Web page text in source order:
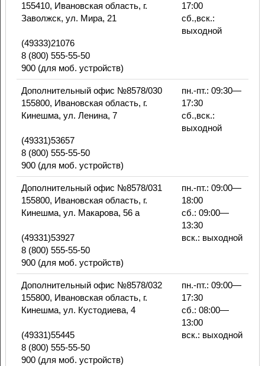
155410, Ивановская область, г.
Заволжск, ул. Мира, 21
(49333)21076
8 (800) 555-55-50
900 (для моб. устройств)
17:00
сб.,вск.:
выходной
Дополнительный офис №8578/030
155800, Ивановская область, г.
Кинешма, ул. Ленина, 7
(49331)53657
8 (800) 555-55-50
900 (для моб. устройств)
пн.-пт.: 09:30—
17:30
сб.,вск.:
выходной
Дополнительный офис №8578/031
155800, Ивановская область, г.
Кинешма, ул. Макарова, 56 а
(49331)53927
8 (800) 555-55-50
900 (для моб. устройств)
пн.-пт.: 09:00—
18:00
сб.: 09:00—
13:30
вск.: выходной
Дополнительный офис №8578/032
155800, Ивановская область, г.
Кинешма, ул. Кустодиева, 4
(49331)55445
8 (800) 555-55-50
900 (для моб. устройств)
пн.-пт.: 09:00—
17:30
сб.: 08:00—
13:00
вск.: выходной